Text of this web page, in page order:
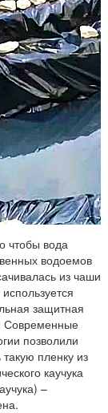
чтобы вода
водоемов
из чаши
используется
защитная
Современные
позволили
такую пленку из
каучука
–